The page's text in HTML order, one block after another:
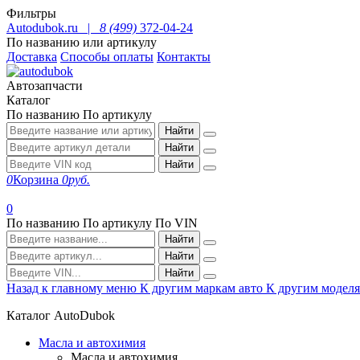
Фильтры
Autodubok.ru |
8 (499) 372-04-24
По названию или артикулу
Доставка Способы оплаты Контакты
Автозапчасти
Каталог
По названию По артикулу
Найти
Найти
Найти
0Корзина 0руб.
0
По названию По артикулу По VIN
Найти
Найти
Найти
Назад к главному меню К другим маркам авто К другим
Каталог AutoDubok
Масла и автохимия
Масла и автохимия